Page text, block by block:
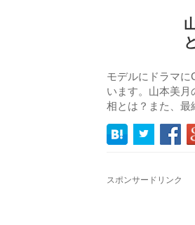
モデルにドラマに
います。山本美
相とは？また、最
スポンサードリンク